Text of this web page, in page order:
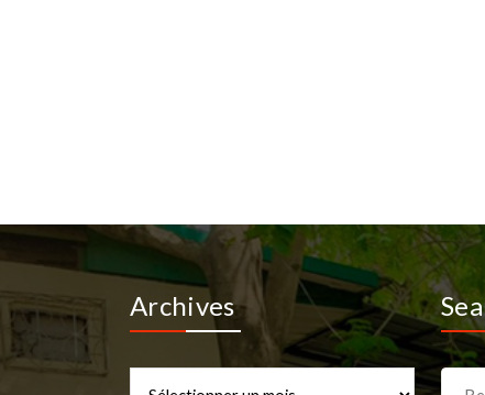
Archives